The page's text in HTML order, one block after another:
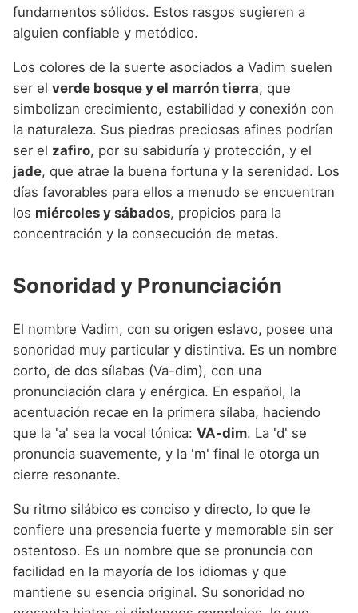
fundamentos sólidos. Estos rasgos sugieren a
alguien confiable y metódico.
Los colores de la suerte asociados a Vadim suelen
ser el verde bosque y el marrón tierra, que
simbolizan crecimiento, estabilidad y conexión con
la naturaleza. Sus piedras preciosas afines podrían
ser el zafiro, por su sabiduría y protección, y el
jade, que atrae la buena fortuna y la serenidad. Los
días favorables para ellos a menudo se encuentran
los miércoles y sábados, propicios para la
concentración y la consecución de metas.
Sonoridad y Pronunciación
El nombre Vadim, con su origen eslavo, posee una
sonoridad muy particular y distintiva. Es un nombre
corto, de dos sílabas (Va-dim), con una
pronunciación clara y enérgica. En español, la
acentuación recae en la primera sílaba, haciendo
que la 'a' sea la vocal tónica: VA-dim. La 'd' se
pronuncia suavemente, y la 'm' final le otorga un
cierre resonante.
Su ritmo silábico es conciso y directo, lo que le
confiere una presencia fuerte y memorable sin ser
ostentoso. Es un nombre que se pronuncia con
facilidad en la mayoría de los idiomas y que
mantiene su esencia original. Su sonoridad no